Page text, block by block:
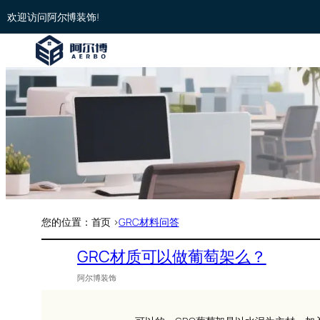
欢迎访问阿尔博装饰!
您的位置：首页 >GRC材料问答
GRC材质可以做葡萄架么？
阿尔博装饰